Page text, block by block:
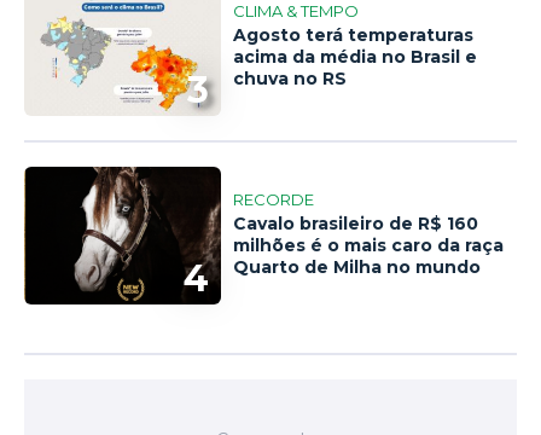
3
CLIMA & TEMPO
Agosto terá temperaturas
acima da média no Brasil e
chuva no RS
4
RECORDE
Cavalo brasileiro de R$ 160
milhões é o mais caro da raça
Quarto de Milha no mundo